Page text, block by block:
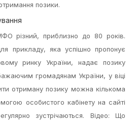
позики.
різний, приблизно до 80 років.
прикладу, яка успішно пропонує
ринку України, надає позику
громадянам України, у віці
отриману позику можна кількома
особистого кабінету на сайті
зустрічаються. Відео: Що